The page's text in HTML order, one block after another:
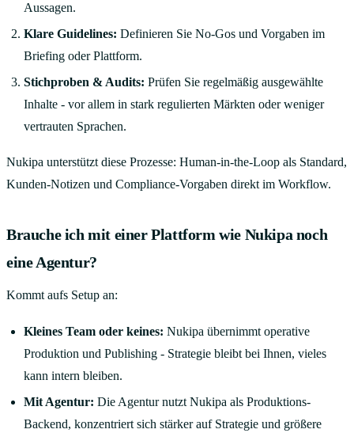
Aussagen.
Klare Guidelines: Definieren Sie No-Gos und Vorgaben im
Briefing oder Plattform.
Stichproben & Audits: Prüfen Sie regelmäßig ausgewählte
Inhalte - vor allem in stark regulierten Märkten oder weniger
vertrauten Sprachen.
Nukipa unterstützt diese Prozesse: Human-in-the-Loop als Standard,
Kunden-Notizen und Compliance-Vorgaben direkt im Workflow.
Brauche ich mit einer Plattform wie Nukipa noch
eine Agentur?
Kommt aufs Setup an:
Kleines Team oder keines: Nukipa übernimmt operative
Produktion und Publishing - Strategie bleibt bei Ihnen, vieles
kann intern bleiben.
Mit Agentur: Die Agentur nutzt Nukipa als Produktions-
Backend, konzentriert sich stärker auf Strategie und größere